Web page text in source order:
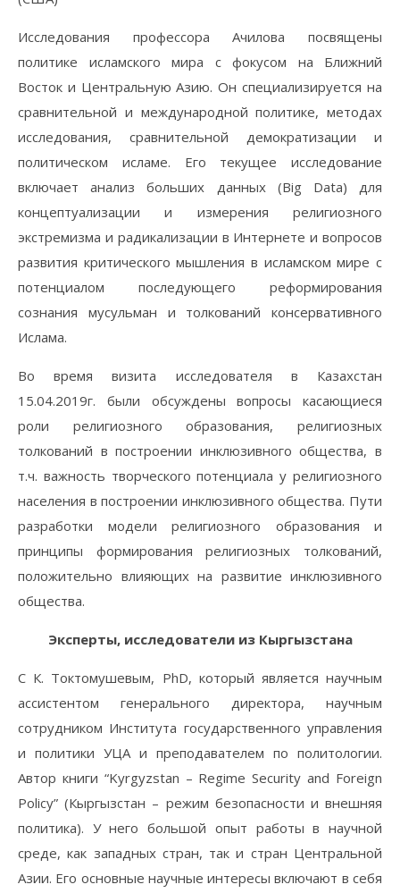
Исследования профессора Ачилова посвящены
политике исламского мира с фокусом на Ближний
Восток и Центральную Азию. Он специализируется на
сравнительной и международной политике, методах
исследования, сравнительной демократизации и
политическом исламе. Его текущее исследование
включает анализ больших данных (Big Data) для
концептуализации и измерения религиозного
экстремизма и радикализации в Интернете и вопросов
развития критического мышления в исламском мире с
потенциалом последующего реформирования
сознания мусульман и толкований консервативного
Ислама.
Во время визита исследователя в Казахстан
15.04.2019г. были обсуждены вопросы касающиеся
роли религиозного образования, религиозных
толкований в построении инклюзивного общества, в
т.ч. важность творческого потенциала у религиозного
населения в построении инклюзивного общества. Пути
разработки модели религиозного образования и
принципы формирования религиозных толкований,
положительно влияющих на развитие инклюзивного
общества.
Эксперты, исследователи из Кыргызстана
С К. Токтомушевым, PhD, который является научным
ассистентом генерального директора, научным
сотрудником Института государственного управления
и политики УЦА и преподавателем по политологии.
Автор книги “Kyrgyzstan – Regime Security and Foreign
Policy” (Кыргызстан – режим безопасности и внешняя
политика). У него большой опыт работы в научной
среде, как западных стран, так и стран Центральной
Азии. Его основные научные интересы включают в себя